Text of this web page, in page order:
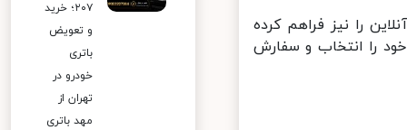
را نیز فراهم کرده
را انتخاب و سفارش
۲۰۷؛ خرید
و تعویض
باتری
خودرو در
تهران از
مهد باتری